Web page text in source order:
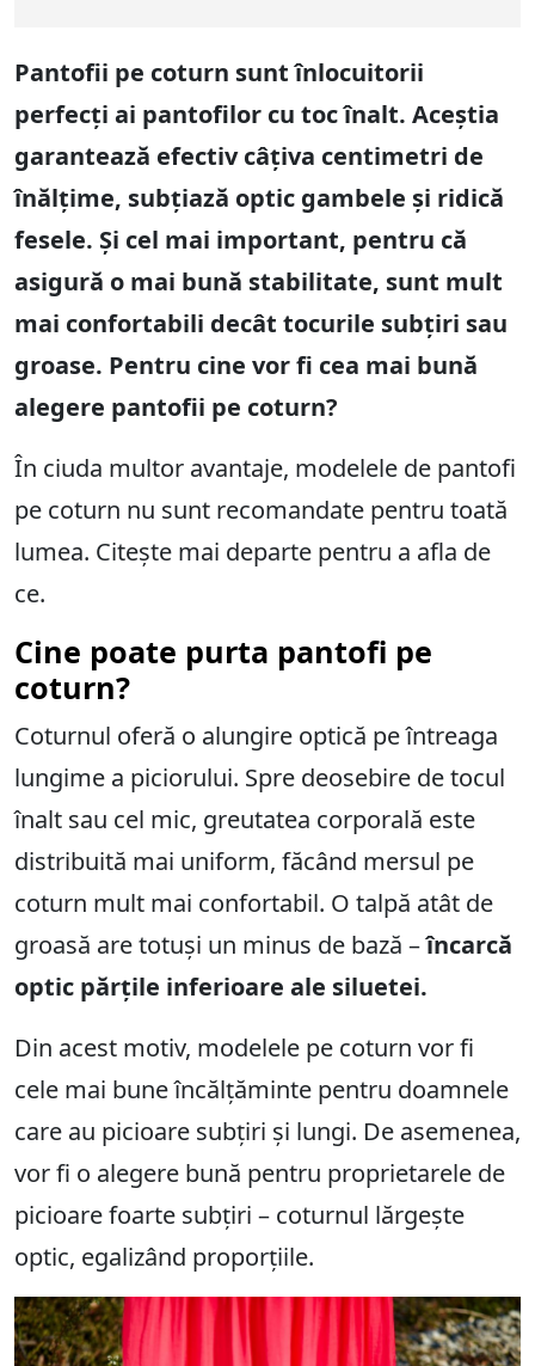
Pantofii pe coturn sunt înlocuitorii
perfecți ai pantofilor cu toc înalt. Aceștia
garantează efectiv câțiva centimetri de
înălțime, subțiază optic gambele și ridică
fesele. Și cel mai important, pentru că
asigură o mai bună stabilitate, sunt mult
mai confortabili decât tocurile subțiri sau
groase. Pentru cine vor fi cea mai bună
alegere pantofii pe coturn?
În ciuda multor avantaje, modelele de pantofi
pe coturn nu sunt recomandate pentru toată
lumea. Citește mai departe pentru a afla de
ce.
Cine poate purta pantofi pe
coturn?
Coturnul oferă o alungire optică pe întreaga
lungime a piciorului. Spre deosebire de tocul
înalt sau cel mic, greutatea corporală este
distribuită mai uniform, făcând mersul pe
coturn mult mai confortabil. O talpă atât de
groasă are totuși un minus de bază –încarcă
optic părțile inferioare ale siluetei.
Din acest motiv, modelele pe coturn vor fi
cele mai bune încălțăminte pentru doamnele
care au picioare subțiri și lungi. De asemenea,
vor fi o alegere bună pentru proprietarele de
picioare foarte subțiri – coturnul lărgește
optic, egalizând proporțiile.